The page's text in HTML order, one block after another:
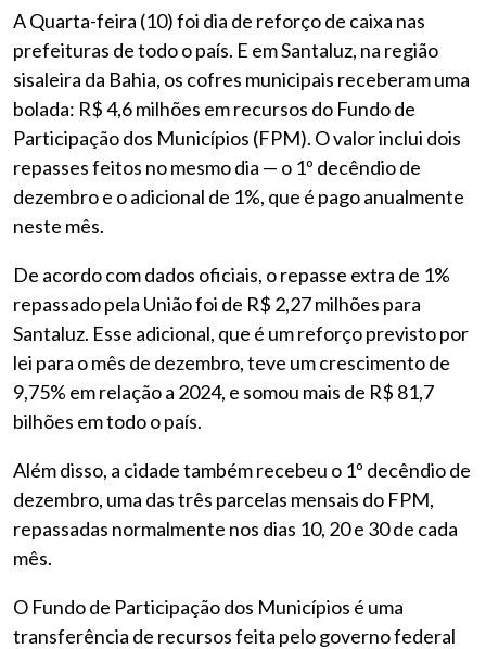
A Quarta-feira (10) foi dia de reforço de caixa nas
prefeituras de todo o país. E em Santaluz, na região
sisaleira da Bahia, os cofres municipais receberam uma
bolada: R$ 4,6 milhões em recursos do Fundo de
Participação dos Municípios (FPM). O valor inclui dois
repasses feitos no mesmo dia — o 1º decêndio de
dezembro e o adicional de 1%, que é pago anualmente
neste mês.
De acordo com dados oficiais, o repasse extra de 1%
repassado pela União foi de R$ 2,27 milhões para
Santaluz. Esse adicional, que é um reforço previsto por
lei para o mês de dezembro, teve um crescimento de
9,75% em relação a 2024, e somou mais de R$ 81,7
bilhões em todo o país.
Além disso, a cidade também recebeu o 1º decêndio de
dezembro, uma das três parcelas mensais do FPM,
repassadas normalmente nos dias 10, 20 e 30 de cada
mês.
O Fundo de Participação dos Municípios é uma
transferência de recursos feita pelo governo federal